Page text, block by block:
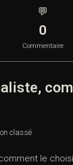
💬
0
Commentaire
classé
le